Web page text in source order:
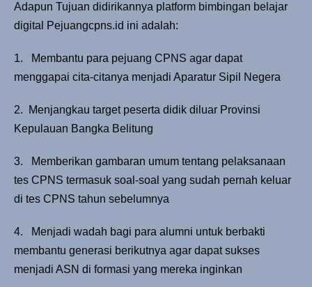
Adapun Tujuan didirikannya platform bimbingan belajar
digital Pejuangcpns.id ini adalah:
1. Membantu para pejuang CPNS agar dapat
menggapai cita-citanya menjadi Aparatur Sipil Negera
2. Menjangkau target peserta didik diluar Provinsi
Kepulauan Bangka Belitung
3. Memberikan gambaran umum tentang pelaksanaan
tes CPNS termasuk soal-soal yang sudah pernah keluar
di tes CPNS tahun sebelumnya
4. Menjadi wadah bagi para alumni untuk berbakti
membantu generasi berikutnya agar dapat sukses
menjadi ASN di formasi yang mereka inginkan